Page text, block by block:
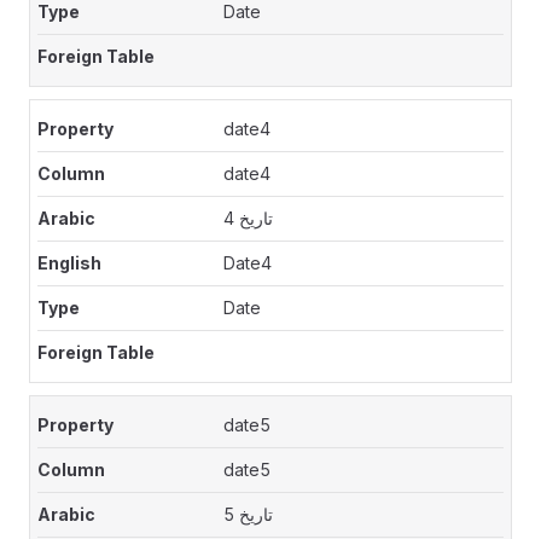
Date
date4
date4
تاريخ 4
Date4
Date
date5
date5
تاريخ 5